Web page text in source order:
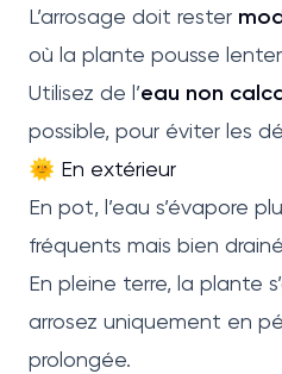
L’arrosage doit rester
où la plante pousse
Utilisez de l’eau non
possible, pour éviter les
🌞 En extérieur
En pot, l’eau s’évapore
fréquents mais bien
En pleine terre, la plante
arrosez uniquement en
prolongée.